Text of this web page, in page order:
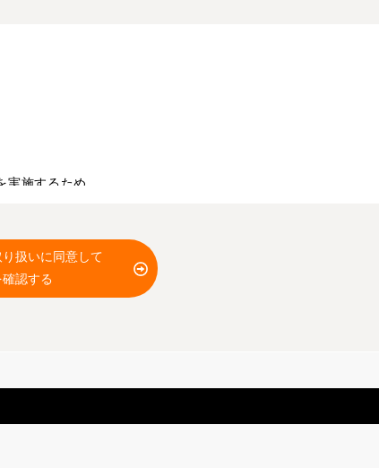
実施するため
Layer）暗号化通信に対応しています。
遠慮ください。
り扱いに同意して
確認する